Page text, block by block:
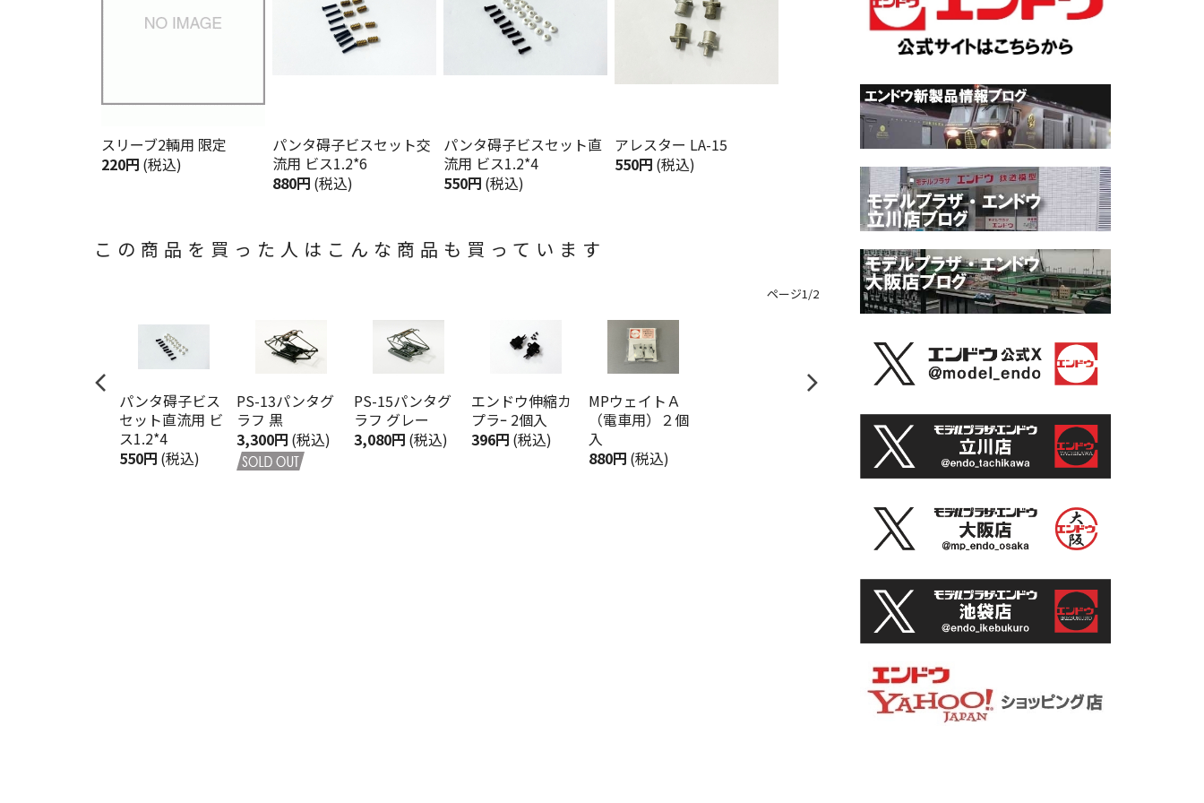
スリーブ2輌用 限定
220円 (税込)
パンタ碍子ビスセット交
流用 ビス1.2*6
880円 (税込)
パンタ碍子ビスセット直
流用 ビス1.2*4
550円 (税込)
アレスター LA-15
550円 (税込)
この商品を買った人はこんな商品も買っています
ページ1/2
パンタ碍子ビス
セット直流用 ビ
ス1.2*4
550円 (税込)
PS-13パンタグ
ラフ 黒
3,300円 (税込)
PS-15パンタグ
ラフ グレー
3,080円 (税込)
エンドウ伸縮カ
プラｰ 2個入
396円 (税込)
MPウェイトＡ
（電車用）２個
入
880円 (税込)